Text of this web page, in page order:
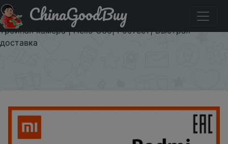
Придбати по знижці 500/9988 руб. Смартфон Xiaomi
Redmi 9C 3ГБ+64ГБ | 6,53"DotDrop дисплей| 5000 мАч |
тройная камера | Helio G35| Ростест| Быстрая
доставка
ChinaGoodBuy